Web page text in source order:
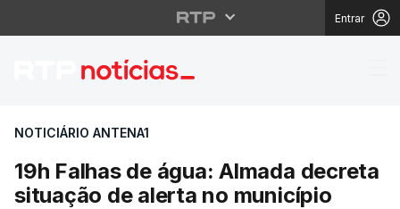
Entrar
19h Falhas de água:
NOTICIÁRIO ANTENA1
19h Falhas de água: Almada decreta
situação de alerta no município